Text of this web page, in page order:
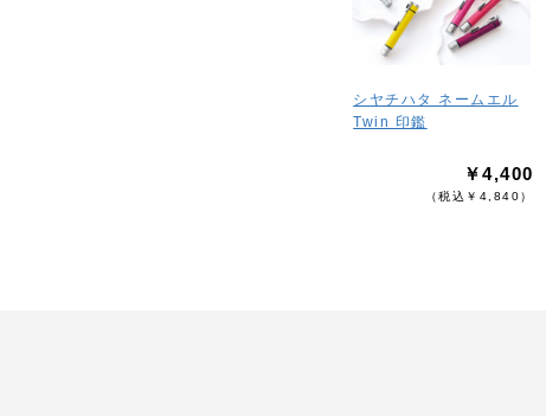
シヤチハタ ネームエル
Twin 印鑑
￥4,400
（税込￥4,840）